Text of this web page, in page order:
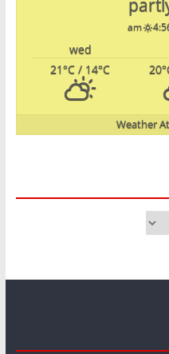
wed
20
21°C / 14°C
Weather